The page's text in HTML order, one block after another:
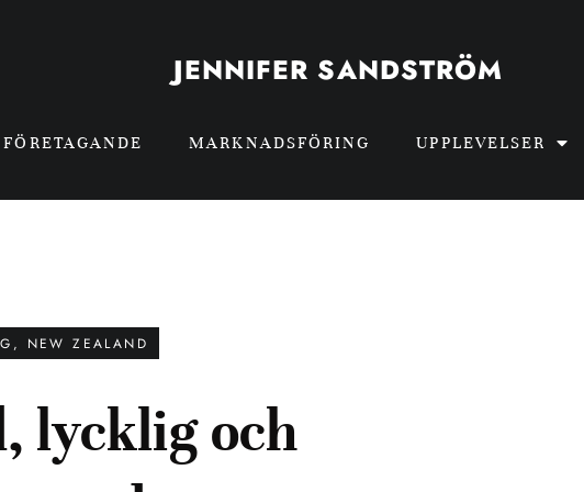
JENNIFER SANDSTRÖM
FÖRETAGANDE MARKNADSFÖRING UPPLEVELSER
, NEW ZEALAND
lycklig och